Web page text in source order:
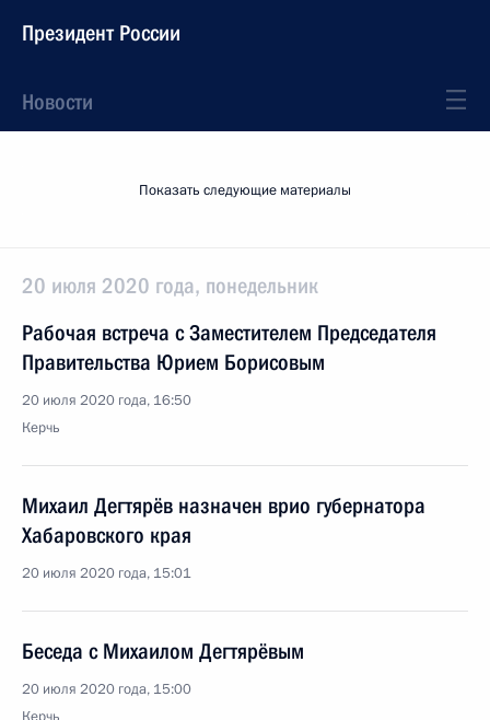
Президент России
Новости
Показать следующие материалы
20 июля 2020 года, понедельник
Рабочая встреча с Заместителем Председателя
Правительства Юрием Борисовым
20 июля 2020 года, 16:50
Керчь
Михаил Дегтярёв назначен врио губернатора
Хабаровского края
20 июля 2020 года, 15:01
Беседа с Михаилом Дегтярёвым
20 июля 2020 года, 15:00